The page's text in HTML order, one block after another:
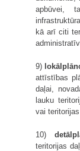
apbūvei,
kā arī citi
9)
attīstības
daļai,
lauku
vai
10)
teritorijas